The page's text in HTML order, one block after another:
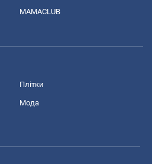
MAMACLUB
Плітки
Мода